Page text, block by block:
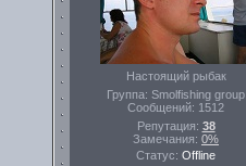
Настоящий рыбак
Группа: Smolfishing group
Сообщений: 1512
Репутация: 38
Замечания: 0%
Статус: Offline